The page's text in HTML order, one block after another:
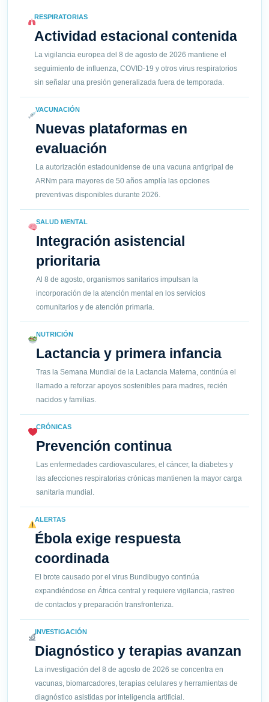
RESPIRATORIAS
Actividad estacional contenida
La vigilancia europea del 8 de agosto de 2026 mantiene el
seguimiento de influenza, COVID-19 y otros virus respiratorios
sin señalar una presión generalizada fuera de temporada.
VACUNACIÓN
Nuevas plataformas en
evaluación
La autorización estadounidense de una vacuna antigripal de
ARNm para mayores de 50 años amplía las opciones
preventivas disponibles durante 2026.
SALUD MENTAL
Integración asistencial
prioritaria
Al 8 de agosto, organismos sanitarios impulsan la
incorporación de la atención mental en los servicios
comunitarios y de atención primaria.
NUTRICIÓN
Lactancia y primera infancia
Tras la Semana Mundial de la Lactancia Materna, continúa el
llamado a reforzar apoyos sostenibles para madres, recién
nacidos y familias.
CRÓNICAS
Prevención continua
Las enfermedades cardiovasculares, el cáncer, la diabetes y
las afecciones respiratorias crónicas mantienen la mayor carga
sanitaria mundial.
ALERTAS
Ébola exige respuesta
coordinada
El brote causado por el virus Bundibugyo continúa
expandiéndose en África central y requiere vigilancia, rastreo
de contactos y preparación transfronteriza.
INVESTIGACIÓN
Diagnóstico y terapias avanzan
La investigación del 8 de agosto de 2026 se concentra en
vacunas, biomarcadores, terapias celulares y herramientas de
diagnóstico asistidas por inteligencia artificial.